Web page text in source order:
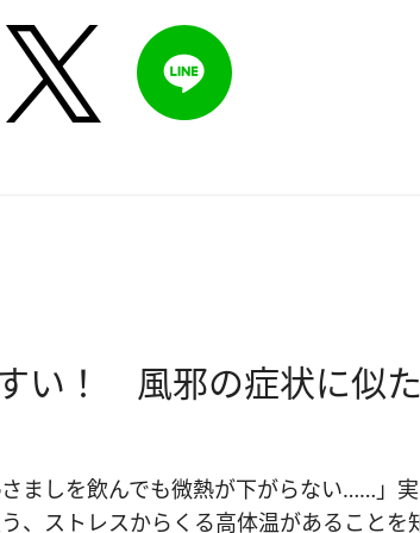
い！ 風邪の症状に似
さましを飲んでも微熱が下がらない……」
、ストレスからくる高体温があることを